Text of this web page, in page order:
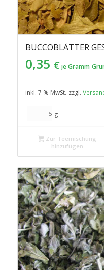
BUCCOBLÄTTER
0,35 € je Gramm
inkl. 7 % MwSt. zzgl.
g
Zur Teemischung
hinzufügen